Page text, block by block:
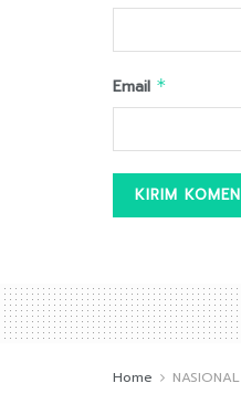
Email *
Home NASIONAL